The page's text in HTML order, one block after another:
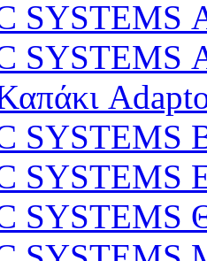
SYSTEMS
SYSTEMS
SYSTEMS
SYSTEMS
SYSTEMS